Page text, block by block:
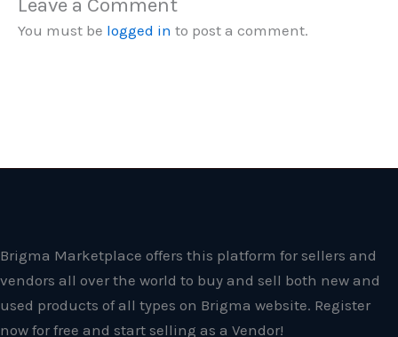
You must be logged in to post a comment.
Brigma Marketplace offers this platform for sellers and
vendors all over the world to buy and sell both new and
used products of all types on Brigma website. Register
now for free and start selling as a Vendor!